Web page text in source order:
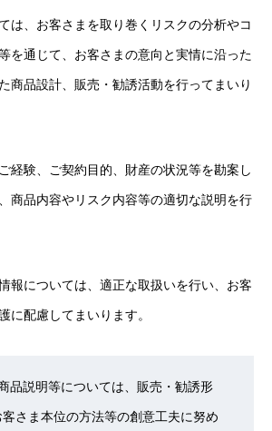
は、お客さまを取り巻くリスクの分析やコ
を通じて、お客さまの意向と実情に沿った
商品設計、販売・勧誘活動を行ってまいり
経験、ご契約目的、財産の状況等を勘案し
商品内容やリスク内容等の適切な説明を行
報については、適正な取扱いを行い、お客
に配慮してまいります。
品説明等については、販売・勧誘形
さま本位の方法等の創意工夫に努め